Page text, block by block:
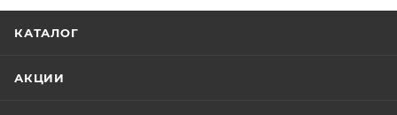
КАТАЛОГ
АКЦИИ